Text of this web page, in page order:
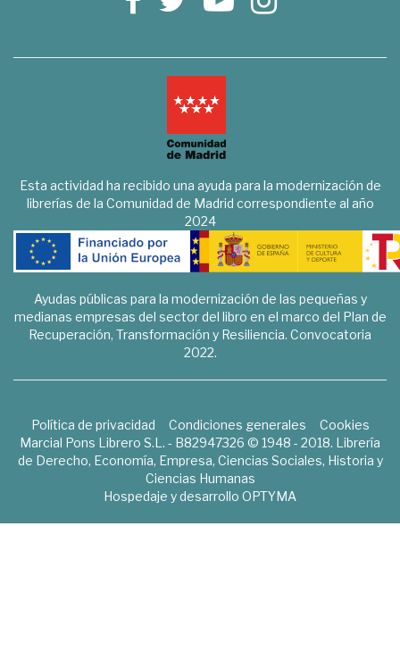
Esta actividad ha recibido una ayuda para la modernización de
librerías de la Comunidad de Madrid correspondiente al año
2024
Ayudas públicas para la modernización de las pequeñas y
medianas empresas del sector del libro en el marco del Plan de
Recuperación, Transformación y Resiliencia. Convocatoria
2022.
Política de privacidad Condiciones generales
Cookies
Marcial Pons Librero S.L. - B82947326 © 1948 - 2018. Librería
de Derecho, Economía, Empresa, Ciencias Sociales, Historia y
Ciencias Humanas
Hospedaje y desarrollo OPTYMA